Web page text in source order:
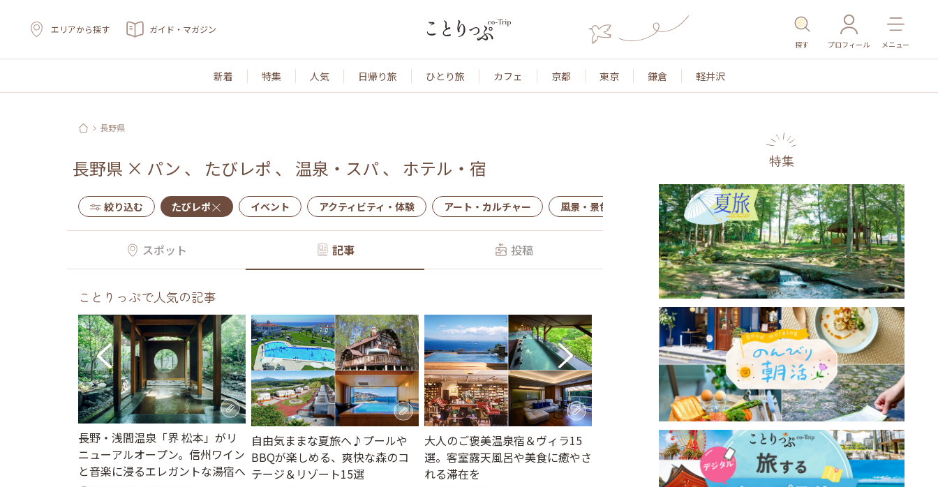
エリアから探す ガイド・マガジン
探す プロフィール メニュー
新着 特集 人気 日帰り旅 ひとり旅 カフェ 京都 東京 鎌倉 軽井沢
長野県
長野県 × パン 、 たびレポ 、 温泉・スパ 、 ホテル・宿
絞り込む たびレポ イベント アクティビティ・体験 アート・カルチャー 風景・景色 名所・旧跡 温泉・スパ その他施設 ごはん
スポット 記事 投稿
ことりっぷで人気の記事
長野・浅間温泉「界 松本」がリ
ニューアルオープン。信州ワイン
と音楽に浸るエレガントな湯宿へ
自由気ままな夏旅へ♪プールや
BBQが楽しめる、爽快な森のコ
テージ＆リゾート15選
大人のご褒美温泉宿＆ヴィラ15
選。客室露天風呂や美食に癒やさ
れる滞在を
おいしいパンを求めて軽井沢へ♪
北欧スタイルのベーカリー
「haluta bageri 追分」
特集